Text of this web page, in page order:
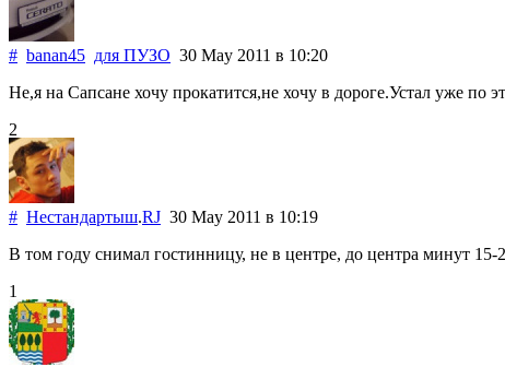
# banan45 для ПУЗО 30 May 2011 в 10:20
Не,я на Сапсане хочу прокатится,не хочу в дороге.Устал уже по
2
# Нестандартыш.RJ 30 May 2011 в 10:19
В том году снимал гостинницу, не в центре, до центра минут
1